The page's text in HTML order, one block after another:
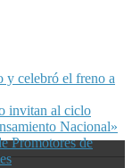
y celebró el freno a
invitan al ciclo
Nacional»
Promotores de